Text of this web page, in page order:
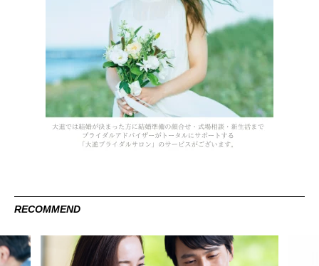
RECOMMEND